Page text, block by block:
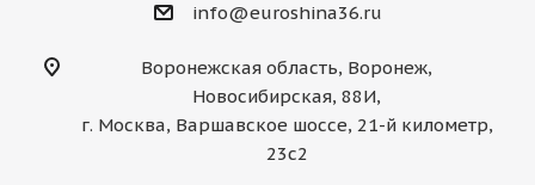
info@euroshina36.ru
Воронежская область, Воронеж,
Новосибирская, 88И,
г. Москва, Варшавское шоссе, 21-й километр,
23с2